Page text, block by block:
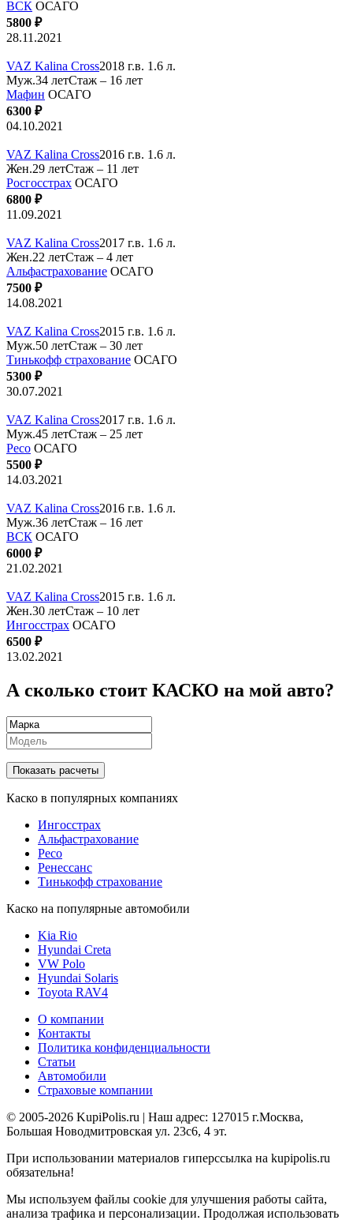
ВСК ОСАГО
5800 ₽
28.11.2021
VAZ Kalina Cross2018 г.в. 1.6 л.
Муж.34 летСтаж – 16 лет
Мафин ОСАГО
6300 ₽
04.10.2021
VAZ Kalina Cross2016 г.в. 1.6 л.
Жен.29 летСтаж – 11 лет
Росгосстрах ОСАГО
6800 ₽
11.09.2021
VAZ Kalina Cross2017 г.в. 1.6 л.
Жен.22 летСтаж – 4 лет
Альфастрахование ОСАГО
7500 ₽
14.08.2021
VAZ Kalina Cross2015 г.в. 1.6 л.
Муж.50 летСтаж – 30 лет
Тинькофф страхование ОСАГО
5300 ₽
30.07.2021
VAZ Kalina Cross2017 г.в. 1.6 л.
Муж.45 летСтаж – 25 лет
Ресо ОСАГО
5500 ₽
14.03.2021
VAZ Kalina Cross2016 г.в. 1.6 л.
Муж.36 летСтаж – 16 лет
ВСК ОСАГО
6000 ₽
21.02.2021
VAZ Kalina Cross2015 г.в. 1.6 л.
Жен.30 летСтаж – 10 лет
Ингосстрах ОСАГО
6500 ₽
13.02.2021
А сколько стоит КАСКО на мой авто?
Показать расчеты
Каско в популярных компаниях
Ингосстрах
Альфастрахование
Ресо
Ренессанс
Тинькофф страхование
Каско на популярные автомобили
Kia Rio
Hyundai Creta
VW Polo
Hyundai Solaris
Toyota RAV4
О компании
Контакты
Политика конфиденциальности
Статьи
Автомобили
Страховые компании
© 2005-2026 KupiPolis.ru | Наш адрес: 127015 г.Москва,
Большая Новодмитровская ул. 23с6, 4 эт.
При использовании материалов гиперссылка на kupipolis.ru
обязательна!
Мы используем файлы cookie для улучшения работы сайта,
анализа трафика и персонализации. Продолжая использовать